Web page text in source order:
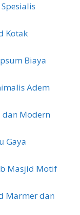
Kotak
Biaya
Adem
dan Modern
Gaya
Masjid Motif
Marmer dan